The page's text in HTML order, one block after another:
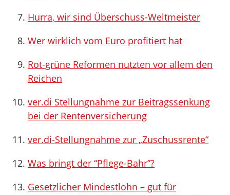
Hurra, wir sind Überschuss-Weltmeister
Wer wirklich vom Euro profitiert hat
Rot-grüne Reformen nutzten vor allem den
Reichen
ver.di Stellungnahme zur Beitragssenkung
bei der Rentenversicherung
ver.di-Stellungnahme zur „Zuschussrente“
Was bringt der “Pflege-Bahr”?
Gesetzlicher Mindestlohn – gut für